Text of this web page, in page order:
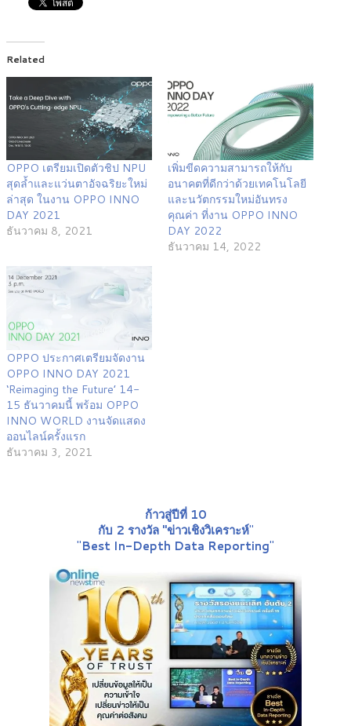
Related
OPPO เตรียมเปิดตัวชิป NPU
สุดล้ำและแว่นตาอัจฉริยะใหม่
ล่าสุด ในงาน OPPO INNO
DAY 2021
ธันวาคม 8, 2021
เพิ่มขีดความสามารถให้กับ
อนาคตที่ดีกว่าด้วยเทคโนโลยี
และนวัตกรรมใหม่อันทรง
คุณค่า ที่งาน OPPO INNO
DAY 2022
ธันวาคม 14, 2022
OPPO ประกาศเตรียมจัดงาน
OPPO INNO DAY 2021
‘Reimaging the Future’ 14-
15 ธันวาคมนี้ พร้อม OPPO
INNO WORLD งานจัดแสดง
ออนไลน์ครั้งแรก
ธันวาคม 3, 2021
ก้าวสู่ปีที่ 10
กับ 2 รางวัล "ข่าวเชิงวิเคราะห์"
"Best In-Depth Data Reporting"